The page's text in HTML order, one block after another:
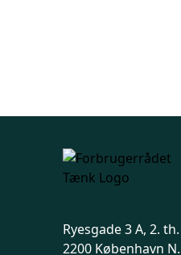
Ryesgade 3 A, 2. th.
2200 København N.